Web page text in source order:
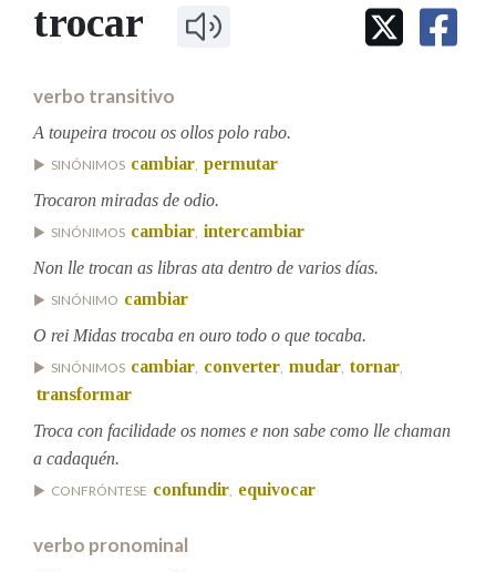
IDENTIDADE CORPORATIVA
MARCIAL DEL ADALID
FIGURAS HOMENAXEADAS
PRIMAVERA DAS LETRAS
PORTAL DAS PALABRAS
Facebook
TwitterYoutubeInstagram
Bluesky
BUSCAR NOS LEMAS
Remata por
Contén
BUSCAR NO CONTIDO
Nas definicións
Nos exemplos
Na fraseoloxía
trocar
verbo transitivo
A toupeira trocou os ollos polo rabo.
SINÓNIMOS cambiar, permutar
Trocaron miradas de odio.
SINÓNIMOS cambiar, intercambiar
Non lle trocan as libras ata dentro de varios días.
SINÓNIMO cambiar
O rei Midas trocaba en ouro todo o que tocaba.
SINÓNIMOS cambiar, converter, mudar, tornar,
transformar
Troca con facilidade os nomes e non sabe como lle chaman
a cadaquén.
CONFRÓNTESE confundir, equivocar
verbo pronominal